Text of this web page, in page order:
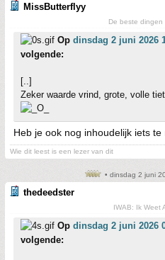
MissButterflyy
De beste dingen
Op dinsdag 2 juni 2026
volgende:
[..]
Zeker waarde vrind, grote, volle
Heb je ook nog inhoudelijk iets te
Wie dit leest is een lezer van dit
• dinsdag 2 juni
thedeedster
IWAB: Ik Weet
Op dinsdag 2 juni 2026
volgende: